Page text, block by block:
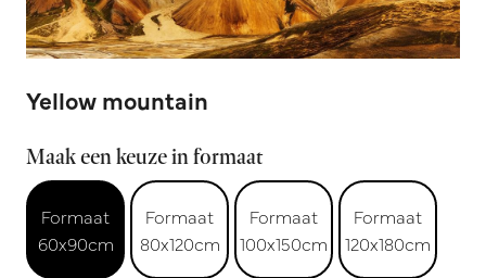
Yellow mountain
Maak een keuze in formaat
Formaat
60x90cm
Formaat
80x120cm
Formaat
100x150cm
Formaat
120x180cm